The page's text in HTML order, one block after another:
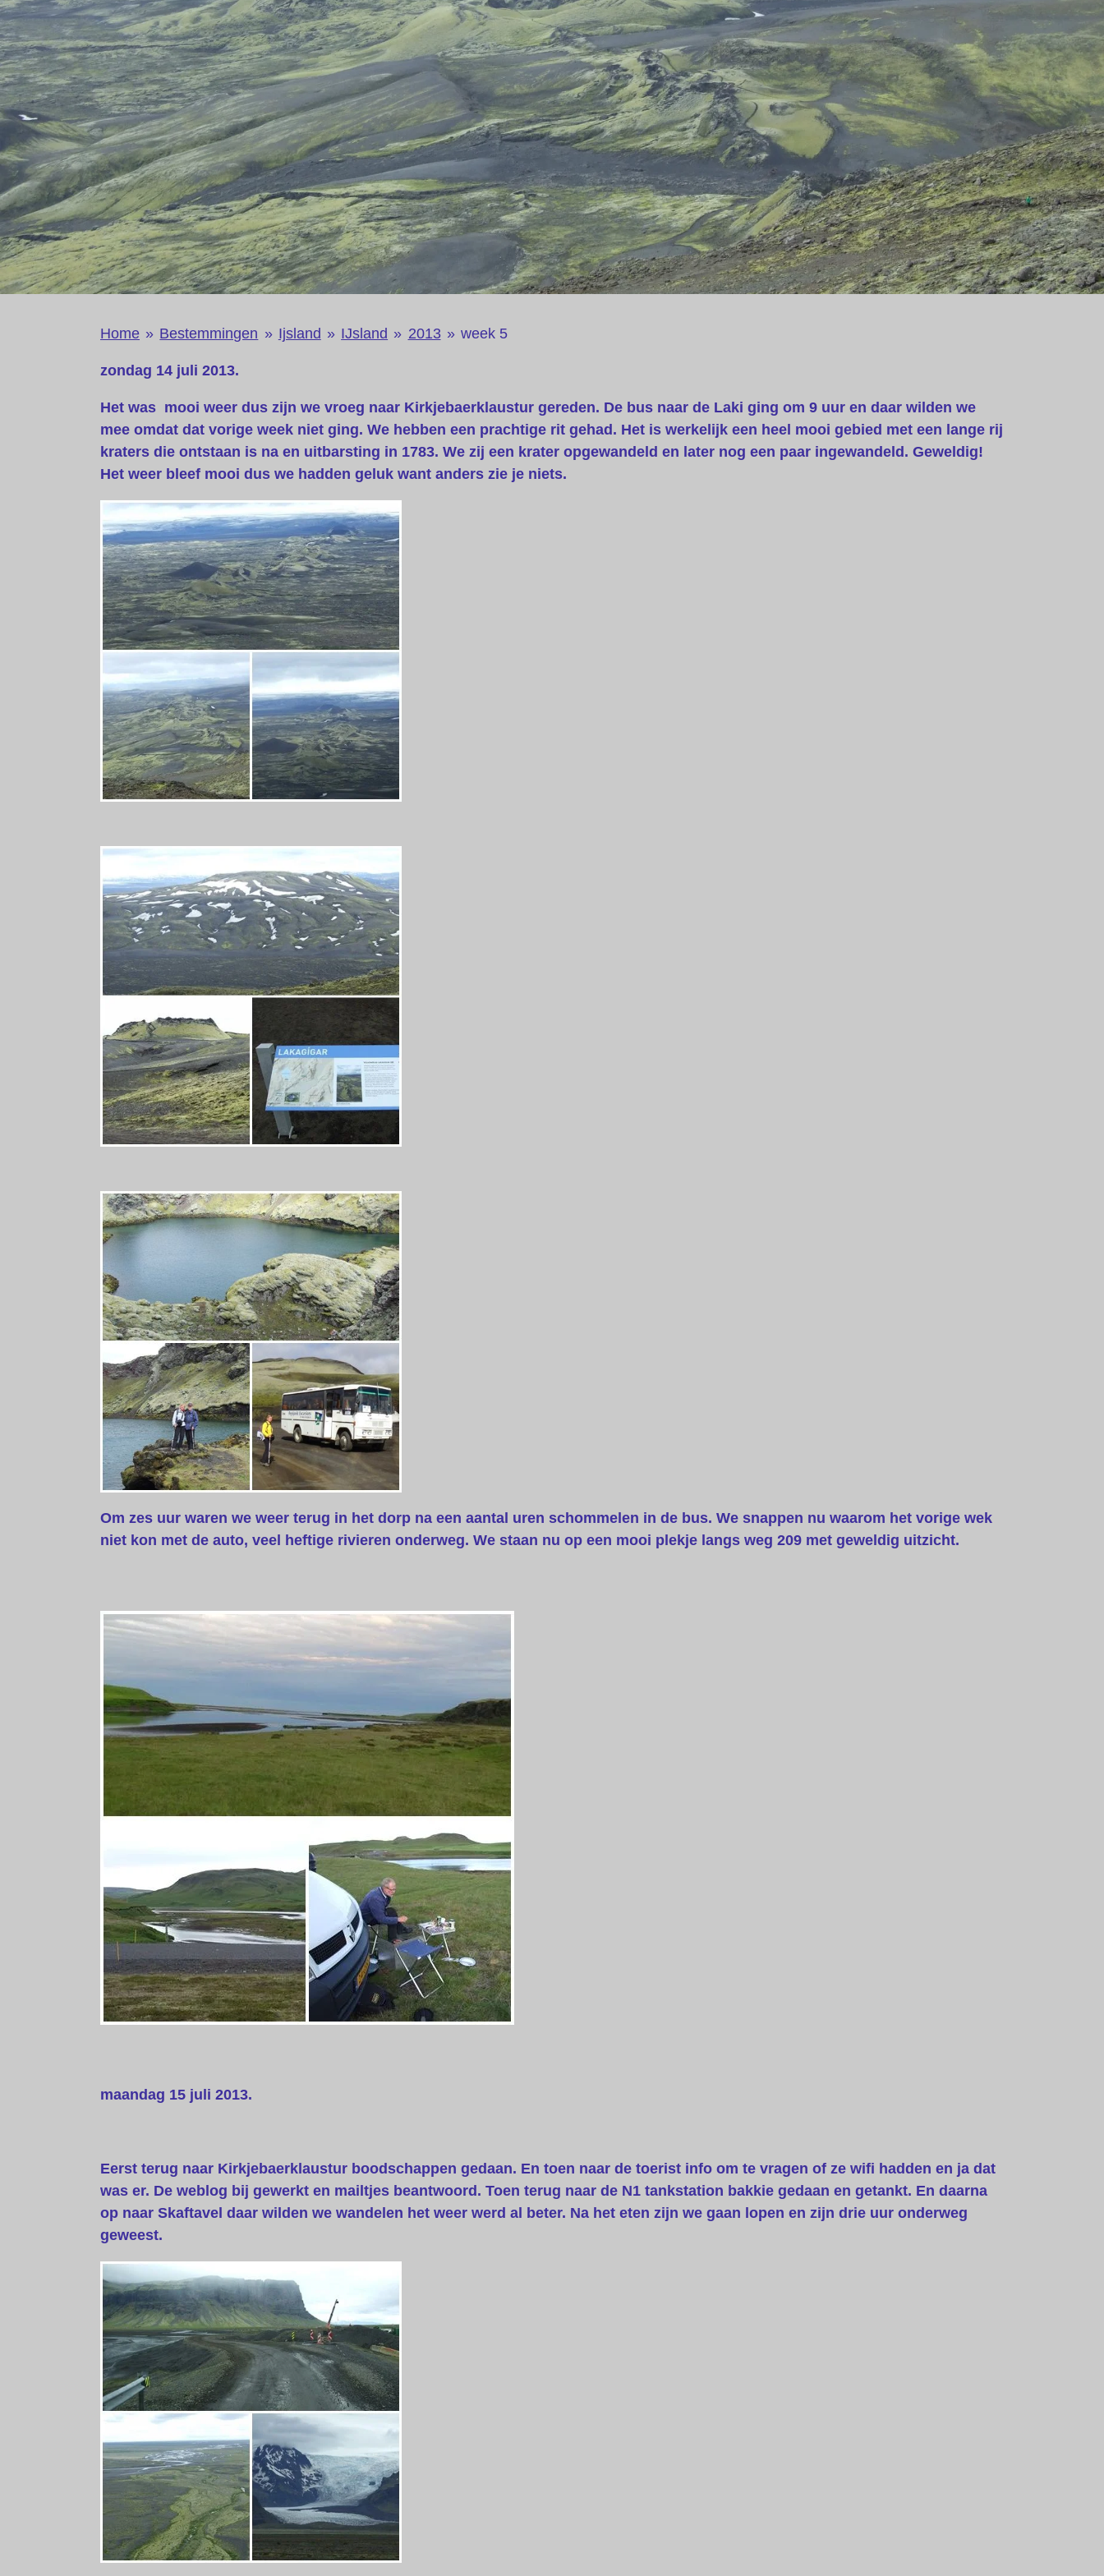
Home » Bestemmingen » Ijsland » IJsland » 2013 » week 5
zondag 14 juli 2013.
Het was mooi weer dus zijn we vroeg naar Kirkjebaerklaustur gereden. De bus naar de Laki ging om 9 uur en daar wilden we
mee omdat dat vorige week niet ging. We hebben een prachtige rit gehad. Het is werkelijk een heel mooi gebied met een lange rij
kraters die ontstaan is na en uitbarsting in 1783. We zij een krater opgewandeld en later nog een paar ingewandeld. Geweldig!
Het weer bleef mooi dus we hadden geluk want anders zie je niets.
Om zes uur waren we weer terug in het dorp na een aantal uren schommelen in de bus. We snappen nu waarom het vorige wek
niet kon met de auto, veel heftige rivieren onderweg. We staan nu op een mooi plekje langs weg 209 met geweldig uitzicht.
maandag 15 juli 2013.
Eerst terug naar Kirkjebaerklaustur boodschappen gedaan. En toen naar de toerist info om te vragen of ze wifi hadden en ja dat
was er. De weblog bij gewerkt en mailtjes beantwoord. Toen terug naar de N1 tankstation bakkie gedaan en getankt. En daarna
op naar Skaftavel daar wilden we wandelen het weer werd al beter. Na het eten zijn we gaan lopen en zijn drie uur onderweg
geweest.